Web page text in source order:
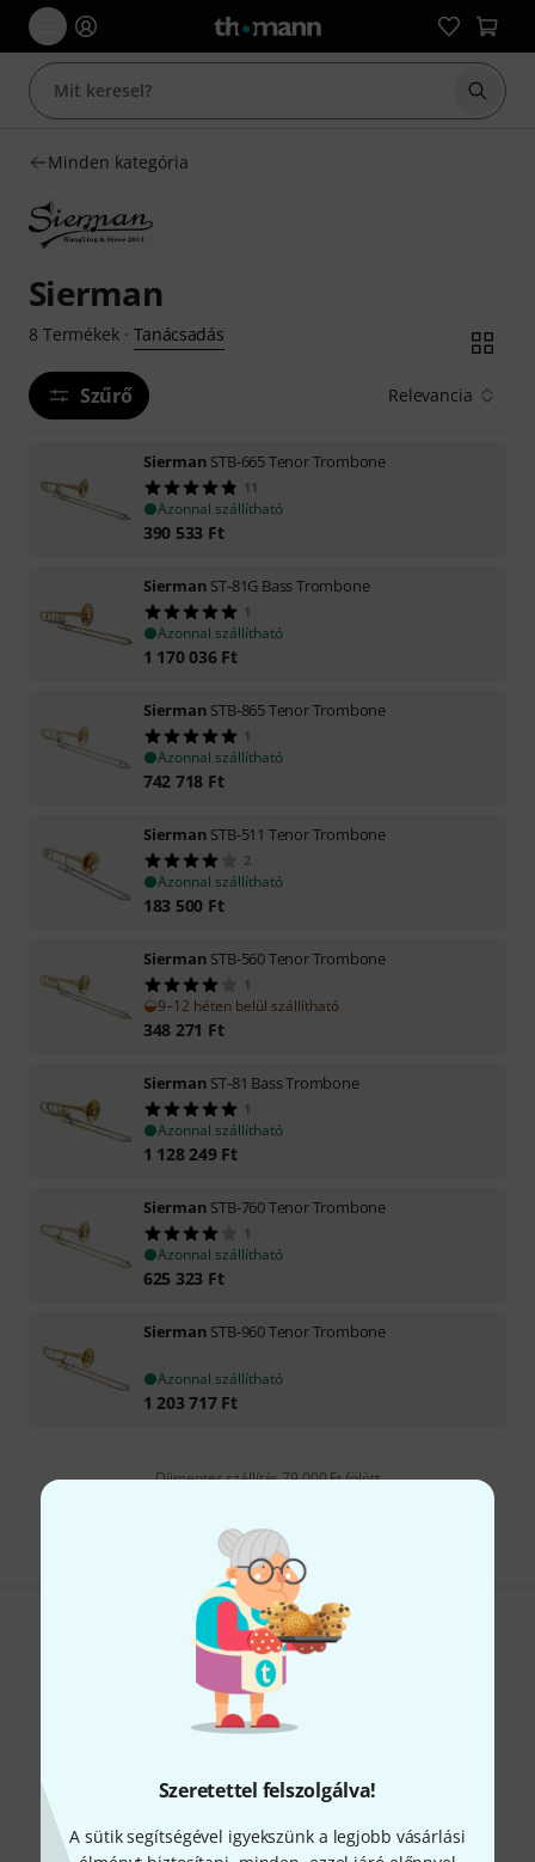
Szeretettel felszolgálva!
A sütik segítségével igyekszünk a legjobb vásárlási
Minden kategória
Sierman
8 Termékek· Tanácsadás
Szűrő Relevancia
Sierman STB-665 Tenor Trombone
11
Azonnal szállítható
390 533 Ft
Sierman ST-81G Bass Trombone
1
Azonnal szállítható
1 170 036 Ft
Sierman STB-865 Tenor Trombone
1
Azonnal szállítható
742 718 Ft
Sierman STB-511 Tenor Trombone
2
Azonnal szállítható
183 500 Ft
Sierman STB-560 Tenor Trombone
1
9–12 héten belül szállítható
348 271 Ft
Sierman ST-81 Bass Trombone
1
Azonnal szállítható
1 128 249 Ft
Sierman STB-760 Tenor Trombone
1
Azonnal szállítható
625 323 Ft
Sierman STB-960 Tenor Trombone
Azonnal szállítható
1 203 717 Ft
Díjmentes szállítás 79 000 Ft fölött
Tetszik, amit látsz?
Megosztás Súgó & Visszajelzések